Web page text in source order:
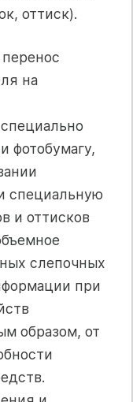
оттиск).
на
фотобумагу,
специальную
и оттисков
слепочных
при
образом, от